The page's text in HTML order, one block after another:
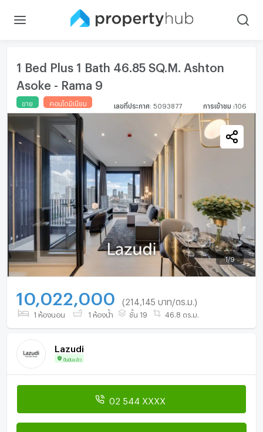
1 Bed Plus 1 Bath 46.85 SQ.M. Ashton
Asoke - Rama 9
ขาย คอนโดมิเนียม เลขที่ประกาศ: 5093877 การเข้าชม :106
1 /9
10,022,000 (214,145 บาท/ตร.ม.)
1 ห้องนอน 1 ห้องน้ำ ชั้น 19 46.8 ตร.ม.
Lazudi
ยืนยันแล้ว
02 544 XXXX